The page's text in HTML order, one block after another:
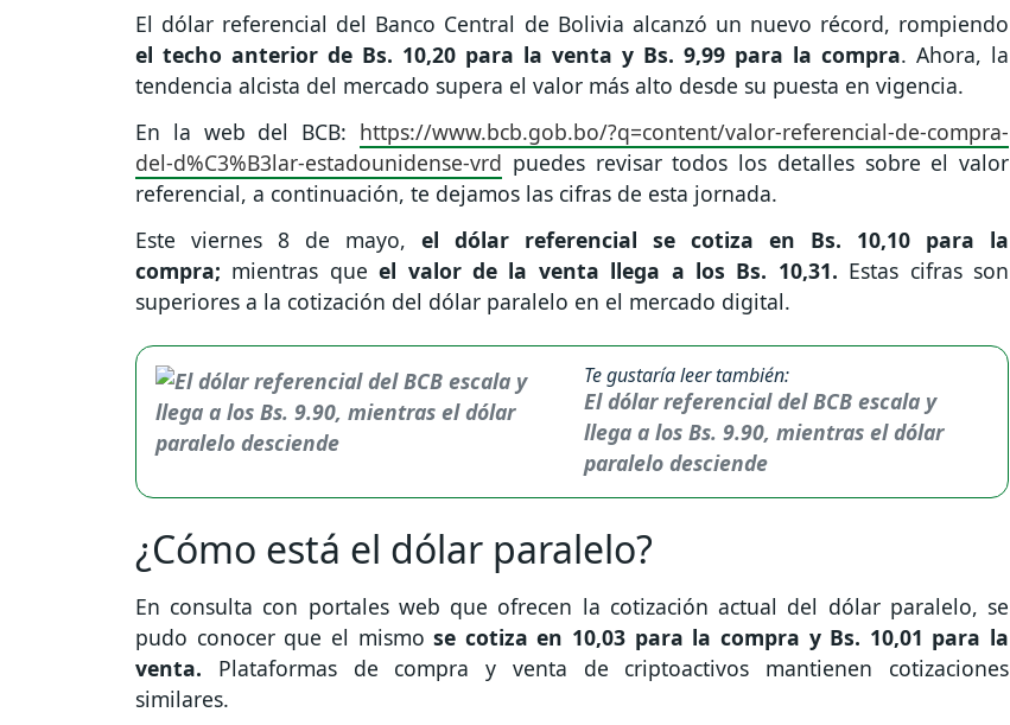
El dólar referencial del Banco Central de Bolivia alcanzó un nuevo récord, rompiendo
el techo anterior de Bs. 10,20 para la venta y Bs. 9,99 para la compra. Ahora, la
tendencia alcista del mercado supera el valor más alto desde su puesta en vigencia.
En la web del BCB: https://www.bcb.gob.bo/?q=content/valor-referencial-de-compra-
del-d%C3%B3lar-estadounidense-vrd puedes revisar todos los detalles sobre el valor
referencial, a continuación, te dejamos las cifras de esta jornada.
Este viernes 8 de mayo, el dólar referencial se cotiza en Bs. 10,10 para la
compra; mientras queel valor de la venta llega a los Bs. 10,31. Estas cifras son
superiores a la cotización del dólar paralelo en el mercado digital.
Te gustaría leer también:
El dólar referencial del BCB escala y
llega a los Bs. 9.90, mientras el dólar
paralelo desciende
¿Cómo está el dólar paralelo?
En consulta con portales web que ofrecen la cotización actual del dólar paralelo, se
pudo conocer que el mismose cotiza en 10,03 para la compra y Bs. 10,01 para la
venta. Plataformas de compra y venta de criptoactivos mantienen cotizaciones
similares.